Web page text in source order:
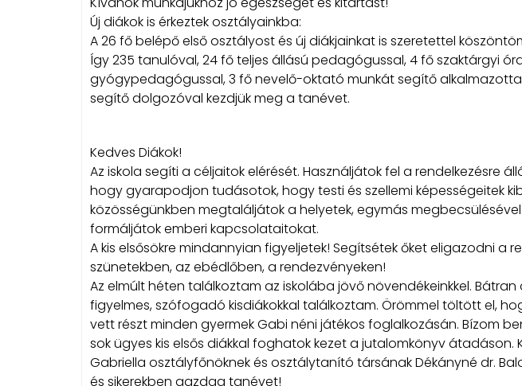
Új diákok is érkeztek osztályainkba:
A 26 fő belépő első osztályost és új diákjainkat is szeretettel
Így 235 tanulóval, 24 fő teljes állású pedagógussal, 4 fő szaktárgyi
gyógypedagógussal, 3 fő nevelő-oktató munkát segítő
segítő dolgozóval kezdjük meg a tanévet.
Kedves Diákok!
Az iskola segíti a céljaitok elérését. Használjátok fel a rendelkezésre
hogy gyarapodjon tudásotok, hogy testi és szellemi képességeitek
közösségünkben megtaláljátok a helyetek, egymás
formáljátok emberi kapcsolataitokat.
A kis elsősökre mindannyian figyeljetek! Segítsétek őket eligazodni a
szünetekben, az ebédlőben, a rendezvényeken!
Az elmúlt héten találkoztam az iskolába jövő növendékeinkkel.
figyelmes, szófogadó kisdiákokkal találkoztam. Örömmel töltött el,
vett részt minden gyermek Gabi néni játékos foglalkozásán. Bízom
sok ügyes kis elsős diákkal foghatok kezet a jutalomkönyv átadáson.
Gabriella osztályfőnöknek és osztálytanító társának Dékányné dr.
és sikerekben gazdag tanévet!